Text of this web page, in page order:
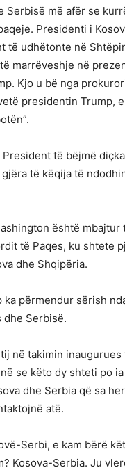
Serbisë më afër se
Presidenti i
të udhëtonte në
marrëveshje në
Kjo u bë nga
presidentin Trump,
President të bëjmë
të këqija të
është mbajtur
të Paqes, ku shtete
dhe Shqipëria.
ka përmendur sërish
dhe Serbisë.
në takimin
se këto dy shteti po
dhe Serbia që sa
atë.
Serbi, e kam bërë
Kosova-Serbia. Ju